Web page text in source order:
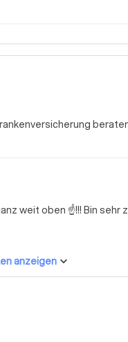
weit oben ☝!!! Bin sehr
anzeigen